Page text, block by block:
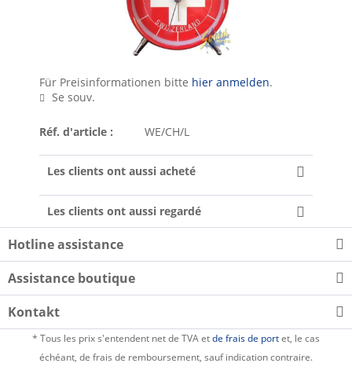
Für Preisinformationen bitte hier anmelden.
Se souv.
Réf. d'article : WE/CH/L
Les clients ont aussi acheté
Les clients ont aussi regardé
Hotline assistance
Assistance boutique
Kontakt
* Tous les prix s'entendent net de TVA etde frais de portet, le cas
échéant, de frais de remboursement, sauf indication contraire.